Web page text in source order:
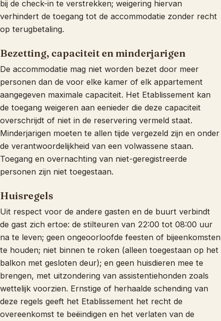
bij de check-in te verstrekken; weigering hiervan
verhindert de toegang tot de accommodatie zonder recht
op terugbetaling.
Bezetting, capaciteit en minderjarigen
De accommodatie mag niet worden bezet door meer
personen dan de voor elke kamer of elk appartement
aangegeven maximale capaciteit. Het Etablissement kan
de toegang weigeren aan eenieder die deze capaciteit
overschrijdt of niet in de reservering vermeld staat.
Minderjarigen moeten te allen tijde vergezeld zijn en onder
de verantwoordelijkheid van een volwassene staan.
Toegang en overnachting van niet-geregistreerde
personen zijn niet toegestaan.
Huisregels
Uit respect voor de andere gasten en de buurt verbindt
de gast zich ertoe: de stilteuren van 22:00 tot 08:00 uur
na te leven; geen ongeoorloofde feesten of bijeenkomsten
te houden; niet binnen te roken (alleen toegestaan op het
balkon met gesloten deur); en geen huisdieren mee te
brengen, met uitzondering van assistentiehonden zoals
wettelijk voorzien. Ernstige of herhaalde schending van
deze regels geeft het Etablissement het recht de
overeenkomst te beëindigen en het verlaten van de